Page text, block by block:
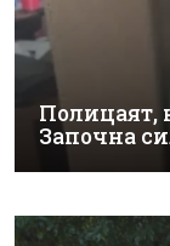
Полицаят,
Започна